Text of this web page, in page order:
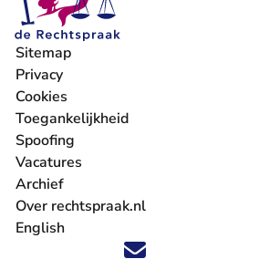
Volg ons op X (Twitter) - U verlaat
Volg ons op Facebook - U verlaat
Volg ons op Instagram - U
Volg ons op Youtube - U
Volg ons op LinkedIn
'Blijf op de hoogte'
Sitemap
Privacy
Cookies
Toegankelijkheid
Spoofing
Vacatures
- U verlaat Rechtspraak.nl
Archief
Over rechtspraak.nl
English